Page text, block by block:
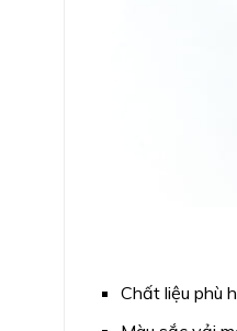
Chất liệu phù